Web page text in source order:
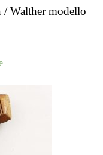
/ Walther modello